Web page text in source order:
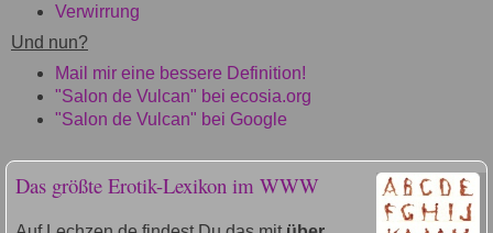
Verwirrung
Und nun?
Mail mir eine bessere Definition!
"Salon de Vulcan" bei ecosia.org
"Salon de Vulcan" bei Google
Das größte Erotik-Lexikon im WWW